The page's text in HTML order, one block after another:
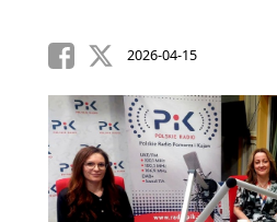
2026-04-15